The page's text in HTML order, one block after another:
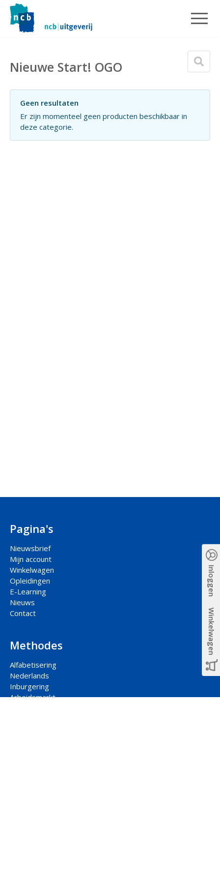
Inloggen
Winkelwagen
Nieuwe Start! OGO
Geen resultaten
Er zijn momenteel geen producten beschikbaar in
deze categorie.
Pagina's
Nieuwsbrief
Mijn account
Winkelwagen
Opleidingen
E-Learning
Nieuws
Contact
Methodes
Alfabetisering
Nederlands
Inburgering
Arbeidsmarkt